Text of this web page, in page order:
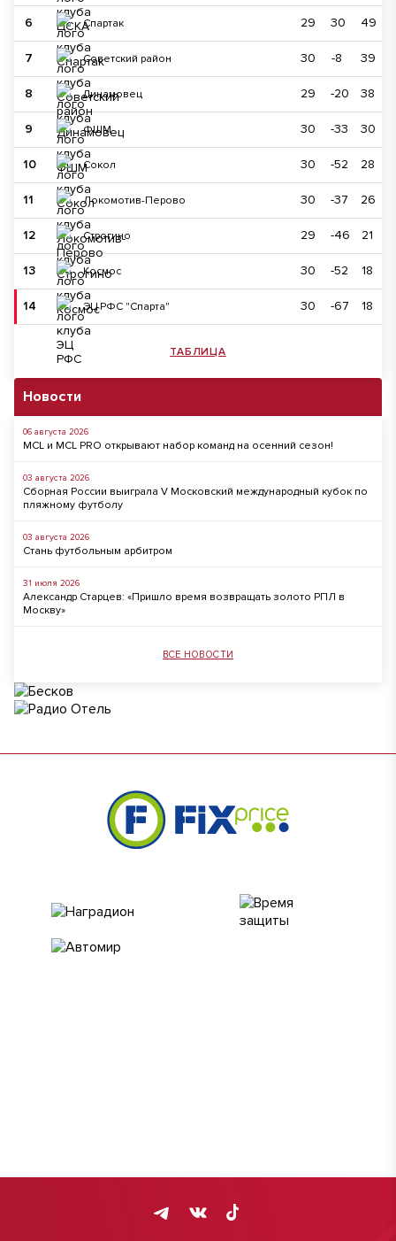
6 Спартак 29 30 49
7 Советский район 30 -8 39
8 Динамовец 29 -20 38
9 ФШМ 30 -33 30
10 Сокол 30 -52 28
11 Локомотив-Перово 30 -37 26
12 Строгино 29 -46 21
13 Космос 30 -52 18
14 ЭЦ РФС "Спарта" 30 -67 18
ТАБЛИЦА
Новости
06 августа 2026
MCL и MCL PRO открывают набор команд на осенний сезон!
03 августа 2026
Сборная России выиграла V Московский международный кубок по
пляжному футболу
03 августа 2026
Стань футбольным арбитром
31 июля 2026
Александр Старцев: «Пришло время возвращать золото РПЛ в
Москву»
ВСЕ НОВОСТИ